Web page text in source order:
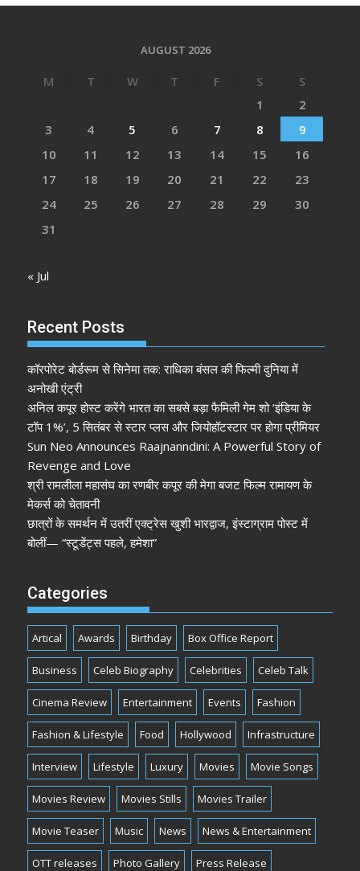
AUGUST 2026
M T W T F S
S
1
2
3
4 5 6 7 8
9
10
11 12 13 14 15
16
17
18 19 20 21 22
23
24
25 26 27 28 29
30
31
« Jul
Recent Posts
कॉरपोरेट बोर्डरूम से सिनेमा तक: राधिका बंसल की फिल्मी दुनिया में
अनोखी एंट्री
अनिल कपूर होस्ट करेंगे भारत का सबसे बड़ा फैमिली गेम शो ‘इंडिया के
टॉप 1%’, 5 सितंबर से स्टार प्लस और जियोहॉटस्टार पर होगा प्रीमियर
Sun Neo Announces Raajnanndini: A Powerful Story of
Revenge and Love
श्री रामलीला महासंघ का रणबीर कपूर की मेगा बजट फिल्म रामायण के
मेकर्स को चेतावनी
छात्रों के समर्थन में उतरीं एक्ट्रेस खुशी भारद्वाज, इंस्टाग्राम पोस्ट में
बोलीं— “स्टूडेंट्स पहले, हमेशा”
Categories
Artical Awards Birthday Box Office Report
Business Celeb Biography Celebrities Celeb Talk
Cinema Review Entertainment Events Fashion
Fashion & Lifestyle Food Hollywood Infrastructure
Interview Lifestyle Luxury Movies Movie Songs
Movies Review Movies Stills Movies Trailer
Movie Teaser Music News News & Entertainment
OTT releases Photo Gallery Press Release